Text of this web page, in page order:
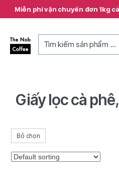
Miễn phí vận chuyển đơn 1kg
Tìm kiếm sản phẩm ...
Giấy lọc cà
Bỏ chọn